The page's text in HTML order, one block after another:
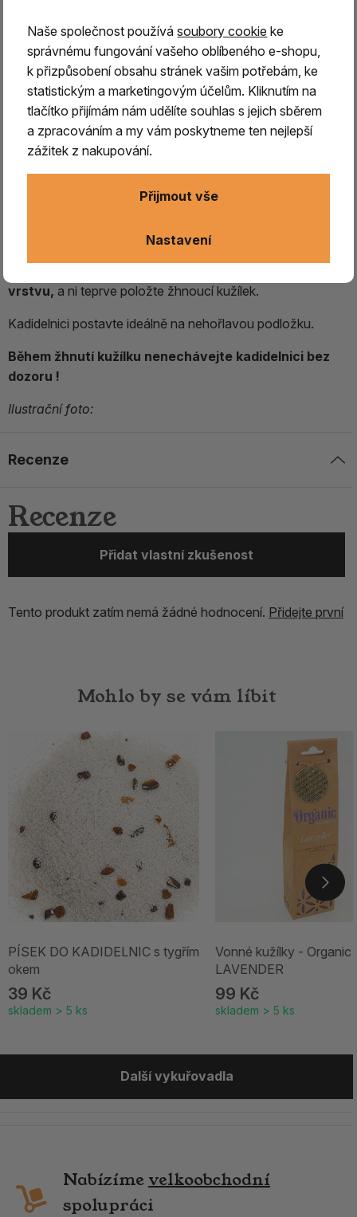
Keramická miska na kužílky hnědo-
Keramická kadidelnice,mistička vhodná na pálení
bezpečný podklad při jejich používání.
vrstvu, a ni teprve položte žhnoucí kužílek.
Kadidelnici postavte ideálně na nehořlavou podložku.
Během žhnutí kužílku nenechávejte kadidelnici bez
dozoru !
Ilustrační foto:
Recenze
Recenze
Přidat vlastní zkušenost
Tento produkt zatím nemá žádné hodnocení. Přidejte první
Mohlo by se vám líbit
PÍSEK DO KADIDELNIC s tygřím
okem
39 Kč
skladem > 5 ks
Vonné kužílky - Organic
LAVENDER
99 Kč
skladem > 5 ks
Další vykuřovadla
Nabízíme velkoobchodní
spolupráci
Naše společnost používásoubory cookie ke
správnému fungování vašeho oblíbeného e-shopu,
k přizpůsobení obsahu stránek vašim potřebám, ke
statistickým a marketingovým účelům. Kliknutím na
tlačítko přijímám nám udělíte souhlas s jejich sběrem
a zpracováním a my vám poskytneme ten nejlepší
zážitek z nakupování.
Nastavení
Přijmout vše